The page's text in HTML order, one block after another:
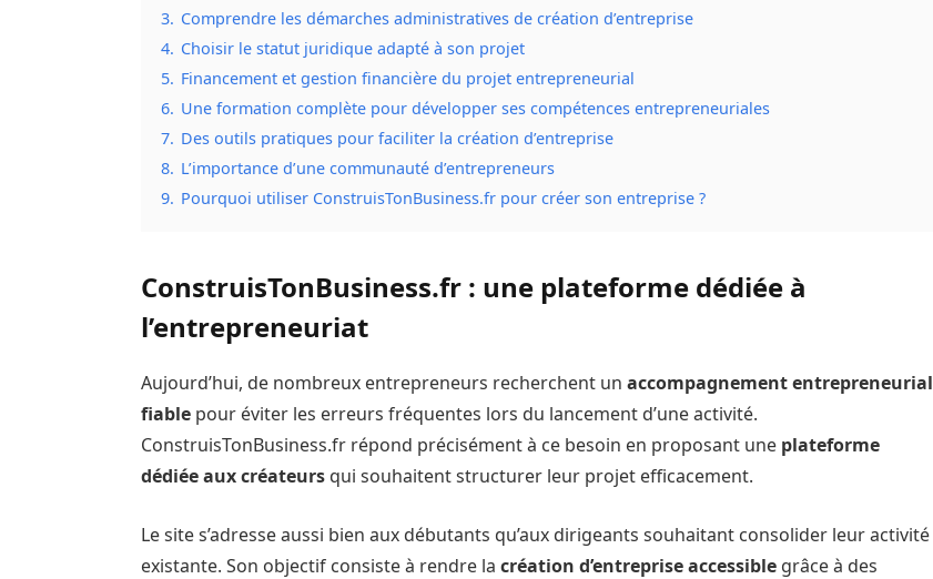
3. Comprendre les démarches administratives de création d’entreprise
4. Choisir le statut juridique adapté à son projet
5. Financement et gestion financière du projet entrepreneurial
6. Une formation complète pour développer ses compétences entrepreneuriales
7. Des outils pratiques pour faciliter la création d’entreprise
8. L’importance d’une communauté d’entrepreneurs
9. Pourquoi utiliser ConstruisTonBusiness.fr pour créer son entreprise ?
ConstruisTonBusiness.fr : une plateforme dédiée à
l’entrepreneuriat
Aujourd’hui, de nombreux entrepreneurs recherchent unaccompagnement entrepreneurial
fiable pour éviter les erreurs fréquentes lors du lancement d’une activité.
ConstruisTonBusiness.fr répond précisément à ce besoin en proposant une plateforme
dédiée aux créateurs qui souhaitent structurer leur projet efficacement.
Le site s’adresse aussi bien aux débutants qu’aux dirigeants souhaitant consolider leur activité
existante. Son objectif consiste à rendre lacréation d’entreprise accessible grâce à des